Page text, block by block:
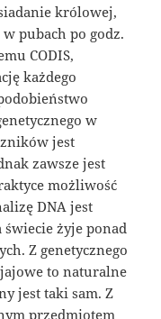
królowej,
pubach po godz.
CODIS,
każdego
w
jest
zawsze jest
możliwość
DNA jest
świecie żyje ponad
Z genetycznego
to naturalne
jest taki sam. Z
przedmiotem